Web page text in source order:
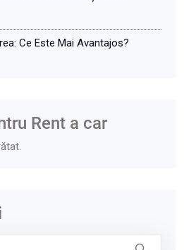
Ce Este Mai Avantajos?
Rent a car